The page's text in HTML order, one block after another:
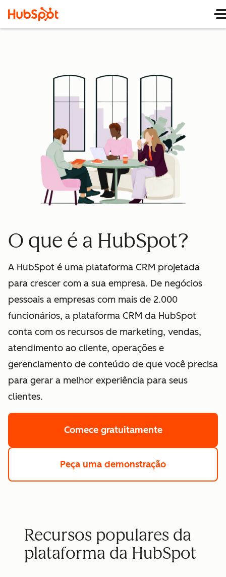
O que é a HubSpot?
A HubSpot é uma plataforma CRM projetada
para crescer com a sua empresa. De negócios
pessoais a empresas com mais de 2.000
funcionários, a plataforma CRM da HubSpot
conta com os recursos de marketing, vendas,
atendimento ao cliente, operações e
gerenciamento de conteúdo de que você precisa
para gerar a melhor experiência para seus
clientes.
Comece gratuitamente
Peça uma demonstração
Recursos populares da
plataforma da HubSpot